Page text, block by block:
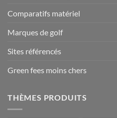
Comparatifs matériel
Marques de golf
Sites référencés
Green fees moins chers
THÈMES PRODUITS